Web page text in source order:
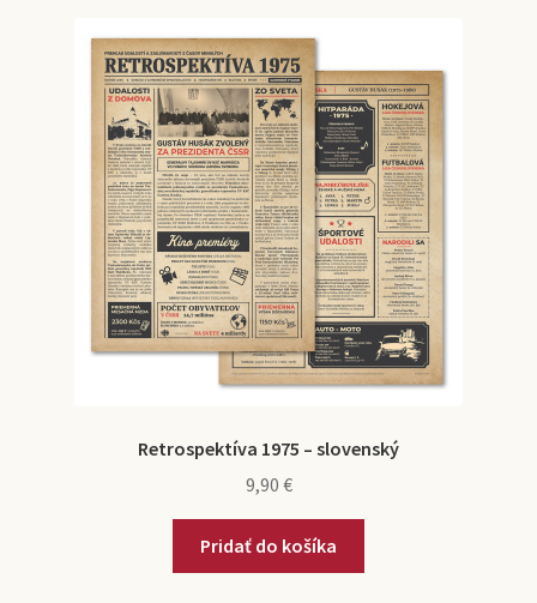
Retrospektíva 1975 – slovenský
9,90 €
Pridať do košíka